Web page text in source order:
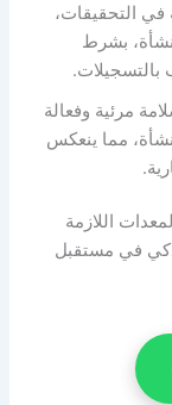
في التحقيقات،
بشرط
بالتسجيلات.
مرئية وفعالة
مما ينعكس
اللازمة
ذكي في مستقبل